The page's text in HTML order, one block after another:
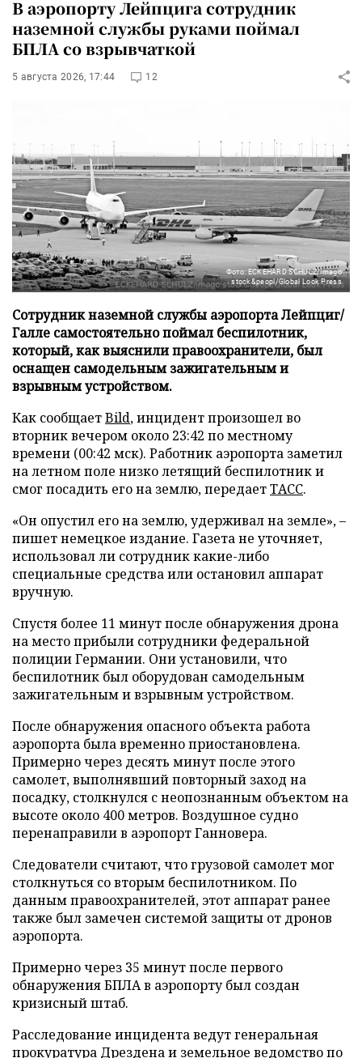
В аэропорту Лейпцига сотрудник
наземной службы руками поймал
БПЛА со взрывчаткой
5 августа 2026, 17:44 12
Фото: ECKEHARD SCHULZ/imago
stock&peopl/Global Look Press
Сотрудник наземной службы аэропорта Лейпциг/
Галле самостоятельно поймал беспилотник,
который, как выяснили правоохранители, был
оснащен самодельным зажигательным и
взрывным устройством.
Как сообщаетBild, инцидент произошел во
вторник вечером около 23:42 по местному
времени (00:42 мск). Работник аэропорта заметил
на летном поле низко летящий беспилотник и
смог посадить его на землю, передаетТАСС.
«Он опустил его на землю, удерживал на земле», –
пишет немецкое издание. Газета не уточняет,
использовал ли сотрудник какие-либо
специальные средства или остановил аппарат
вручную.
Спустя более 11 минут после обнаружения дрона
на место прибыли сотрудники федеральной
полиции Германии. Они установили, что
беспилотник был оборудован самодельным
зажигательным и взрывным устройством.
После обнаружения опасного объекта работа
аэропорта была временно приостановлена.
Примерно через десять минут после этого
самолет, выполнявший повторный заход на
посадку, столкнулся с неопознанным объектом на
высоте около 400 метров. Воздушное судно
перенаправили в аэропорт Ганновера.
Следователи считают, что грузовой самолет мог
столкнуться со вторым беспилотником. По
данным правоохранителей, этот аппарат ранее
также был замечен системой защиты от дронов
аэропорта.
Примерно через 35 минут после первого
обнаружения БПЛА в аэропорту был создан
кризисный штаб.
Расследование инцидента ведут генеральная
прокуратура Дрездена и земельное ведомство по